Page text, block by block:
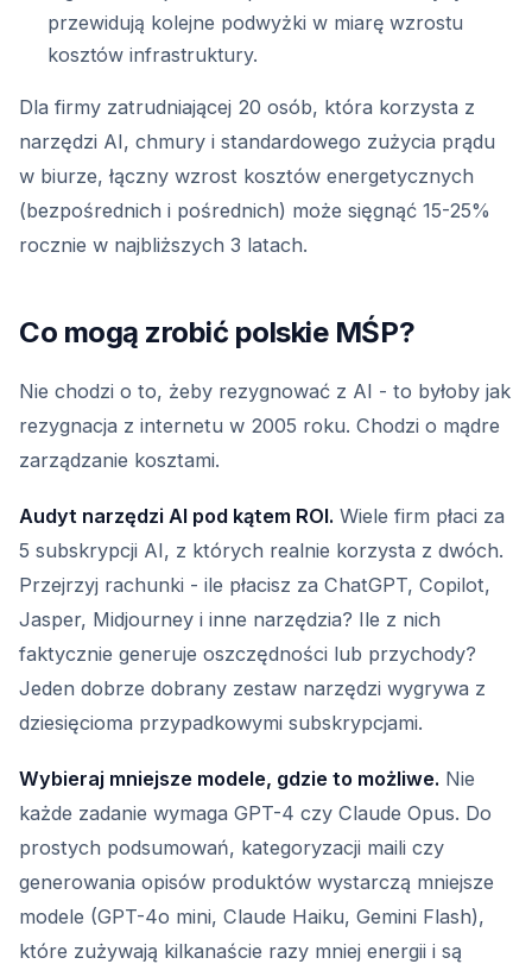
przewidują kolejne podwyżki w miarę wzrostu
kosztów infrastruktury.
Dla firmy zatrudniającej 20 osób, która korzysta z
narzędzi AI, chmury i standardowego zużycia prądu
w biurze, łączny wzrost kosztów energetycznych
(bezpośrednich i pośrednich) może sięgnąć 15-25%
rocznie w najbliższych 3 latach.
Co mogą zrobić polskie MŚP?
Nie chodzi o to, żeby rezygnować z AI - to byłoby jak
rezygnacja z internetu w 2005 roku. Chodzi o mądre
zarządzanie kosztami.
Audyt narzędzi AI pod kątem ROI. Wiele firm płaci za
5 subskrypcji AI, z których realnie korzysta z dwóch.
Przejrzyj rachunki - ile płacisz za ChatGPT, Copilot,
Jasper, Midjourney i inne narzędzia? Ile z nich
faktycznie generuje oszczędności lub przychody?
Jeden dobrze dobrany zestaw narzędzi wygrywa z
dziesięcioma przypadkowymi subskrypcjami.
Wybieraj mniejsze modele, gdzie to możliwe. Nie
każde zadanie wymaga GPT-4 czy Claude Opus. Do
prostych podsumowań, kategoryzacji maili czy
generowania opisów produktów wystarczą mniejsze
modele (GPT-4o mini, Claude Haiku, Gemini Flash),
które zużywają kilkanaście razy mniej energii i są